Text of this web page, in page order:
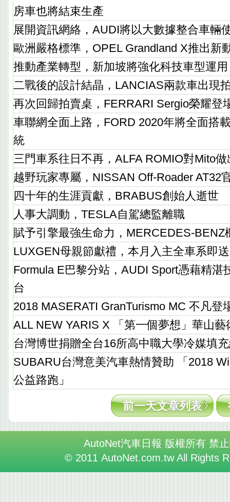
房車也將結束生產
展開資訊網絡，AUDI將以大數據整合車輛
歐洲嚴格標準，OPEL Grandland X推出新
推動產業轉型，新加坡將強化科技車型運用
二戰後的設計結晶，LANCIAS兩款車出現
再次回歸拍賣桌，FERRARI Sergio榮耀登
車聯網全面上路，FORD 2020年將全面搭
統
三門車系往日不再，ALFA ROMIO對Mito
越野玩家專屬，NISSAN Off-Roader AT32
四十年的生涯貢獻，BRABUS創始人逝世
人事大調動，TESLA自駕總監離職
賦予引擎最強生命力，MERCEDES-BENZ
LUXGEN母親節獻禮，本月入主全車系即
Formula E巴黎分站，AUDI Sport憑藉精湛
台
2018 MASERATI GranTurismo MC 不凡登
ALL NEW YARIS X 「第一個夢想」華山藝
台灣博世捐贈全台16所高中職大學冷媒填
SUBARU台灣意美汽車熱情贊助 「2018
公益路跑」
前一天文章列表
AutoNet汽車日報 版權所有 禁
© 2011 AutoNet.com.tw All Rights